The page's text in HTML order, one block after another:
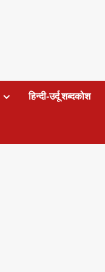
हिन्दी-उर्दू शब्दकोश